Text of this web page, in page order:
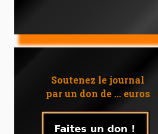
Soutenez le journal
par un don de ... euros